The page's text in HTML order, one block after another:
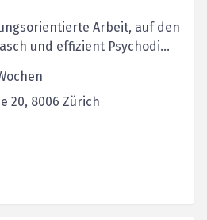
Arbeit, auf den
und effizient Psychodi...
20, 8006 Zürich